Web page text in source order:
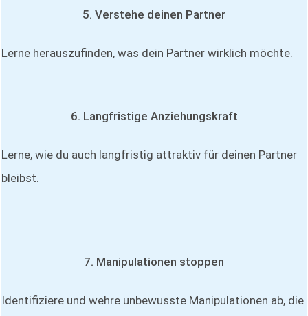
5. Verstehe deinen Partner
Lerne herauszufinden, was dein Partner wirklich möchte.
6. Langfristige Anziehungskraft
Lerne, wie du auch langfristig attraktiv für deinen Partner
bleibst.
7. Manipulationen stoppen
Identifiziere und wehre unbewusste Manipulationen ab, die